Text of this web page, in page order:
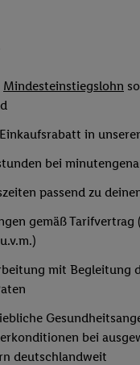
Mindesteinstiegslohn
in
bei
passend zu
gemäß Tarifvertrag
mit Begleitung
bei
deutschlandweit